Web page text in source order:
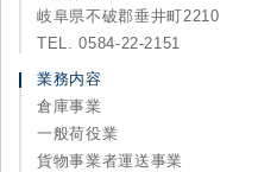
岐阜県不破郡垂井町2210
TEL. 0584-22-2151
業務内容
倉庫事業
一般荷役業
貨物事業者運送事業